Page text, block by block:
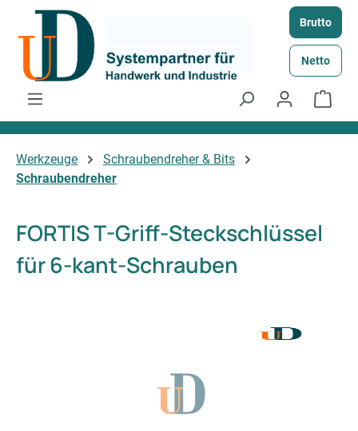
Zum Hauptinhalt springen Brutto
Netto
Werkzeuge
Schraubendreher & Bits
Schraubendreher
FORTIS T-Griff-Steckschlüssel
für 6-kant-Schrauben